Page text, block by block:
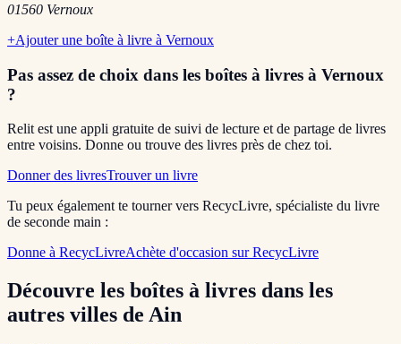
01560 Vernoux
+Ajouter une boîte à livre à Vernoux
Pas assez de choix dans les boîtes à livres à Vernoux
?
Relit est une appli gratuite de suivi de lecture et de partage de livres
entre voisins. Donne ou trouve des livres près de chez toi.
Donner des livresTrouver un livre
Tu peux également te tourner vers RecycLivre, spécialiste du livre
de seconde main :
Donne à RecycLivreAchète d'occasion sur RecycLivre
Découvre les boîtes à livres dans les
autres villes de Ain